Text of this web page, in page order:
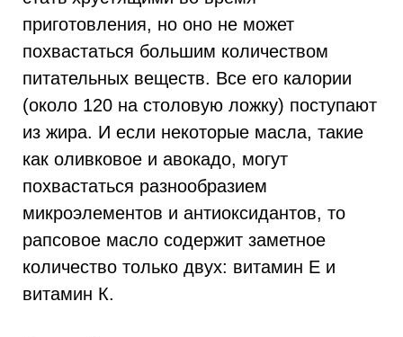
приготовления, но оно не может
похвастаться большим количеством
питательных веществ. Все его калории
(около 120 на столовую ложку) поступают
из жира. И если некоторые масла, такие
как оливковое и авокадо, могут
похвастаться разнообразием
микроэлементов и антиоксидантов, то
рапсовое масло содержит заметное
количество только двух: витамин Е и
витамин К.